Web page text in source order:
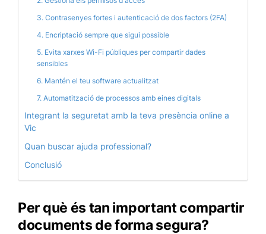
3. Contrasenyes fortes i autenticació de dos factors (2FA)
4. Encriptació sempre que sigui possible
5. Evita xarxes Wi-Fi públiques per compartir dades
sensibles
6. Mantén el teu software actualitzat
7. Automatització de processos amb eines digitals
Integrant la seguretat amb la teva presència online a
Vic
Quan buscar ajuda professional?
Conclusió
Per què és tan important compartir
documents de forma segura?